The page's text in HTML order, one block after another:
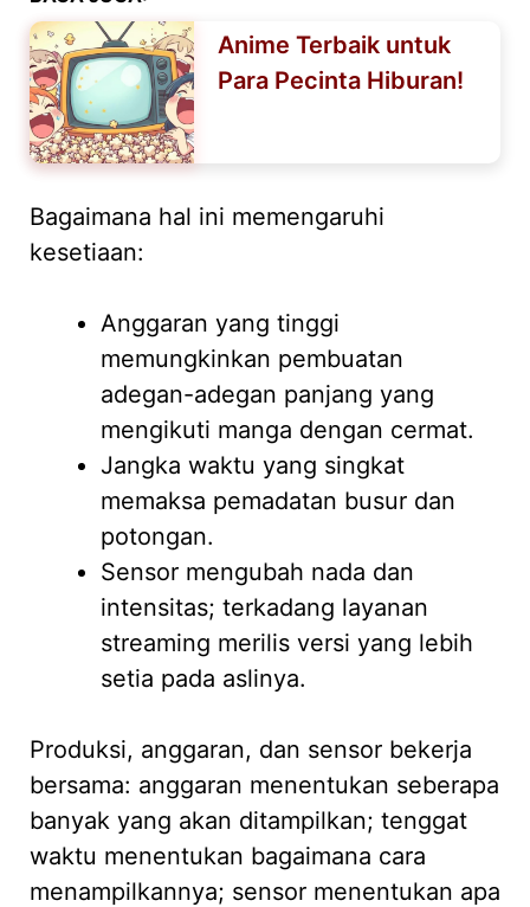
Anime Terbaik untuk
Para Pecinta Hiburan!
Bagaimana hal ini memengaruhi
kesetiaan:
Anggaran yang tinggi
memungkinkan pembuatan
adegan-adegan panjang yang
mengikuti manga dengan cermat.
Jangka waktu yang singkat
memaksa pemadatan busur dan
potongan.
Sensor mengubah nada dan
intensitas; terkadang layanan
streaming merilis versi yang lebih
setia pada aslinya.
Produksi, anggaran, dan sensor bekerja
bersama: anggaran menentukan seberapa
banyak yang akan ditampilkan; tenggat
waktu menentukan bagaimana cara
menampilkannya; sensor menentukan apa